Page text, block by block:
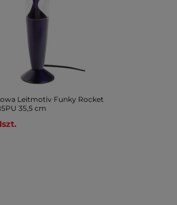
Leitmotiv Funky Rocket
35,5 cm
szt.